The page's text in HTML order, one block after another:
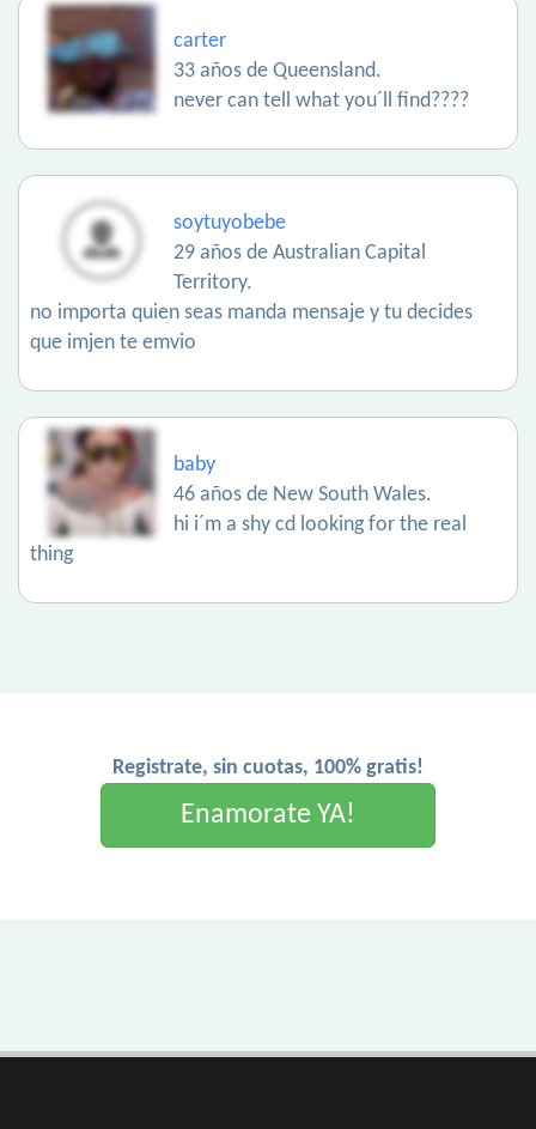
carter
33 años de Queensland.
never can tell what you´ll find????
soytuyobebe
29 años de Australian Capital
Territory.
no importa quien seas manda mensaje y tu decides
que imjen te emvio
baby
46 años de New South Wales.
hi i´m a shy cd looking for the real
thing
Registrate, sin cuotas, 100% gratis!
Enamorate YA!